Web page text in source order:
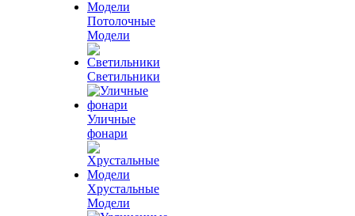
Потолочные
Модели
Светильники
Уличные
фонари
Хрустальные
Модели